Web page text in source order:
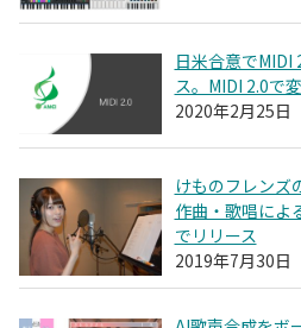
日米合意でMIDI
ス。MIDI 2.0で
2020年2月25日
けものフレンズ
作曲・歌唱によ
でリリース
2019年7月30日